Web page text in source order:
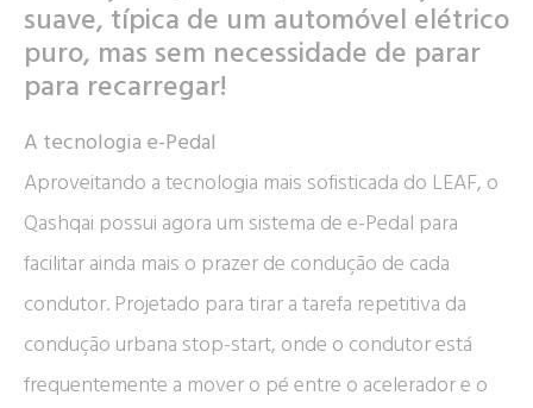
suave, típica de um automóvel elétrico
puro, mas sem necessidade de parar
para recarregar!
A tecnologia e-Pedal
Aproveitando a tecnologia mais sofisticada do LEAF, o
Qashqai possui agora um sistema de e-Pedal para
facilitar ainda mais o prazer de condução de cada
condutor. Projetado para tirar a tarefa repetitiva da
condução urbana stop-start, onde o condutor está
frequentemente a mover o pé entre o acelerador e o